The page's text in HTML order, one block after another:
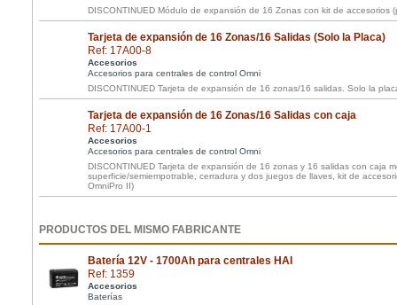
DISCONTINUED Módulo de expansión de 16 Zonas con kit de accesorios
Tarjeta de expansión de 16 Zonas/16 Salidas (Solo la Placa)
Ref: 17A00-8
Accesorios
Accesorios para centrales de control Omni
DISCONTINUED Tarjeta de expansión de 16 zonas/16 salidas. Solo la
Tarjeta de expansión de 16 Zonas/16 Salidas con caja
Ref: 17A00-1
Accesorios
Accesorios para centrales de control Omni
DISCONTINUED Tarjeta de expansión de 16 zonas y 16 salidas con caja
superficie/semiempotrable, cerradura y dos juegos de llaves, kit de
OmniPro II)
PRODUCTOS DEL MISMO FABRICANTE
Batería 12V - 1700Ah para centrales HAI
Ref: 1359
Accesorios
Baterías